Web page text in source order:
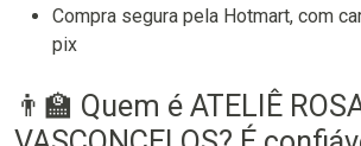
Compra segura pela Hotmart, com
pix
👨‍🏫 Quem é ATELIÊ